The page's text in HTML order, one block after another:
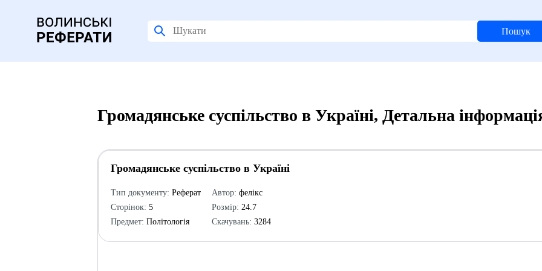
Пошук
Громадянське суспільство в Україні, Детальна
Громадянське суспільство в Україні
Тип документу: Реферат
Сторінок: 5
Предмет: Політологія
Автор: фелікс
Розмір: 24.7
Скачувань: 3284